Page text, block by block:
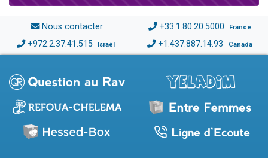
Nous contacter +33.1.80.20.5000 France
+972.2.37.41.515 Israël +1.437.887.14.93 Canada